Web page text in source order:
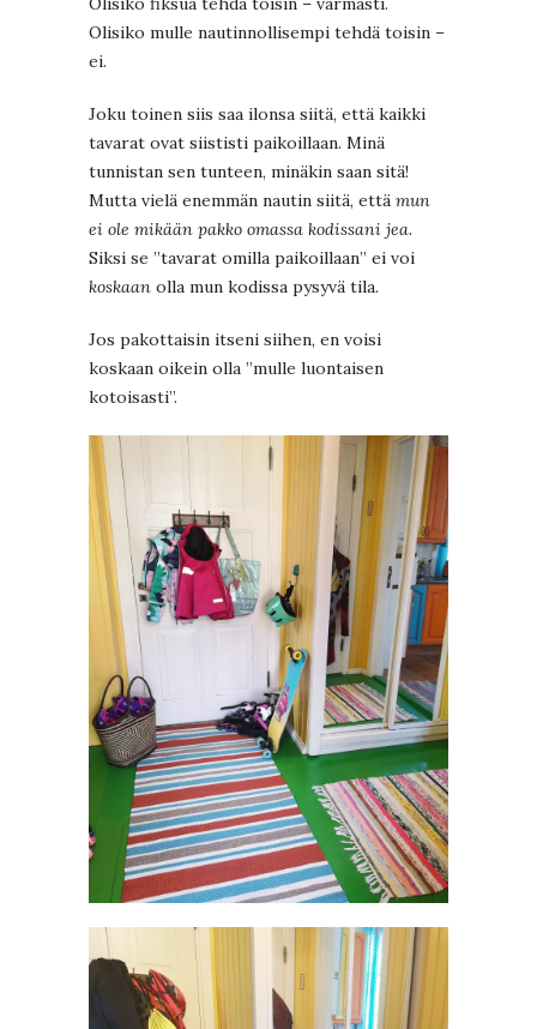
Olisiko mulle nautinnollisempi tehdä toisin –
ei.
Joku toinen siis saa ilonsa siitä, että kaikki
tavarat ovat siististi paikoillaan. Minä
tunnistan sen tunteen, minäkin saan sitä!
Mutta vielä enemmän nautin siitä, että mun
ei ole mikään pakko omassa kodissani jea.
Siksi se ”tavarat omilla paikoillaan” ei voi
koskaan olla mun kodissa pysyvä tila.
Jos pakottaisin itseni siihen, en voisi
koskaan oikein olla ”mulle luontaisen
kotoisasti”.